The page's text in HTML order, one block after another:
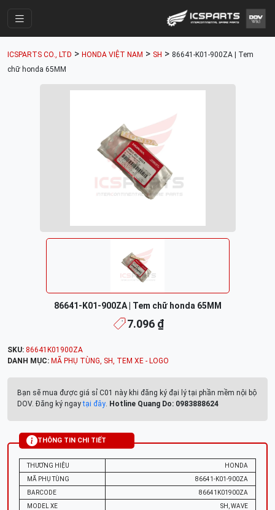
Parts Catalogue
Nhóm Phụ Tùng
Tài khoản
ICSPARTS CO., LTD > HONDA VIỆT NAM > SH > 86641-K01-900ZA | Tem
chữ honda 65MM
86641-K01-900ZA | Tem chữ honda 65MM
7.096 ₫
SKU: 86641K01900ZA
DANH MỤC: MÃ PHỤ TÙNG, SH, TEM XE - LOGO
Bạn sẽ mua được giá sỉ C01 này khi đăng ký đại lý tại phần mềm nội bộ
DOV. Đăng ký ngaytại đây. Hotline Quang Do: 0983888624
THÔNG TIN CHI TIẾT
THƯƠNG HIỆU
HONDA
MÃ PHỤ TÙNG
86641-K01-900ZA
BARCODE
86641K01900ZA
MODEL XE
SH, WAVE